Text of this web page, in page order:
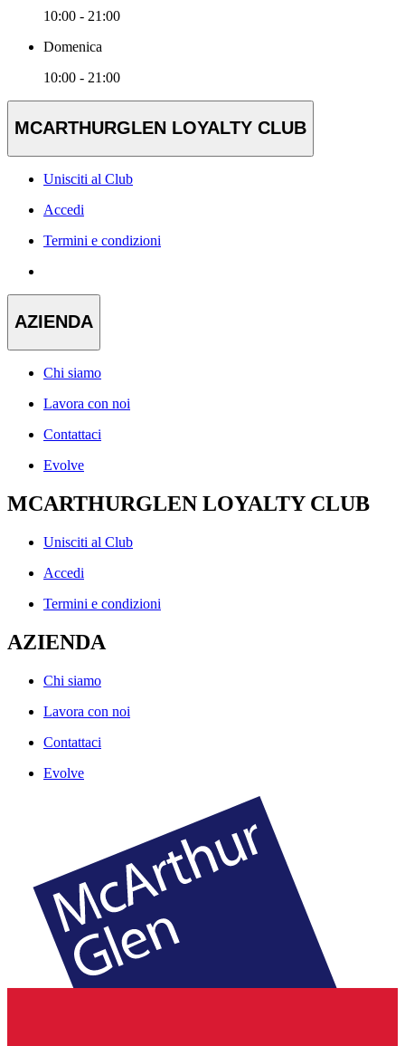
10:00 - 21:00
Domenica
10:00 - 21:00
MCARTHURGLEN LOYALTY CLUB
Unisciti al Club
Accedi
Termini e condizioni
AZIENDA
Chi siamo
Lavora con noi
Contattaci
Evolve
MCARTHURGLEN LOYALTY CLUB
Unisciti al Club
Accedi
Termini e condizioni
AZIENDA
Chi siamo
Lavora con noi
Contattaci
Evolve